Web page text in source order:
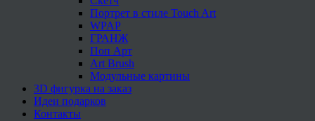
Портрет в стиле Touch Art
WPAP
ГРАНЖ
Поп Арт
Art Brush
Модульные картины
3D фигурка на заказ
Идеи подарков
Контакты